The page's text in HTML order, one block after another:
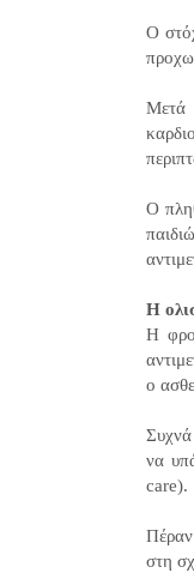
Ο
Μετά
Ο
Η
Η
ο
Συχνά
να
care).
Πέραν
στη